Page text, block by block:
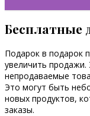
Бесплатные
Подарок в подарок
увеличить
непродаваемые
Это могут быть
новых продуктов,
заказы.